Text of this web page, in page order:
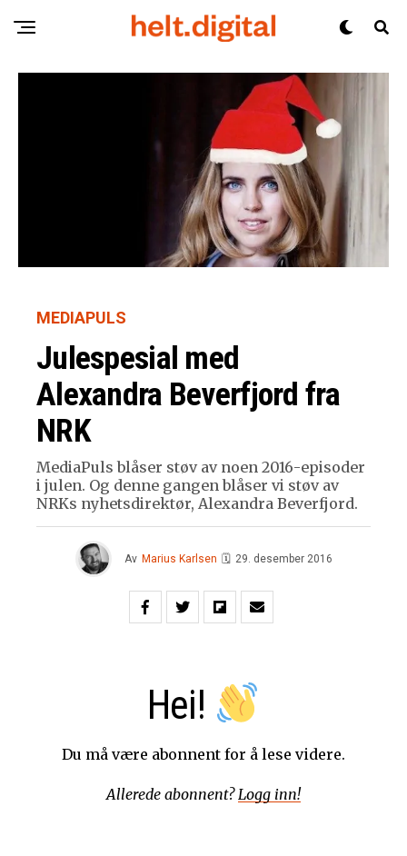
MEDIAPULS
Julespesial med
Alexandra Beverfjord fra
NRK
MediaPuls blåser støv av noen 2016-episoder
i julen. Og denne gangen blåser vi støv av
NRKs nyhetsdirektør, Alexandra Beverfjord.
Av Marius Karlsen 🗓 29. desember 2016
Hei!
Du må være abonnent for å lese videre.
Allerede abonnent? Logg inn!